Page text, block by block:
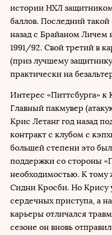
истории НХЛ
баллов. Последний
назад с Брайаном Личем
1991/92. Свой третий в
(приз лучшему
практически на
Интерес «Питтсбурга» к
Главный пакмувер
Крис Летанг год назад
контракт с клубом с
большей степени это
поддержки со стороны
необходимостью. К тому
Сидни Кросби. Но Крису
сердечных приступа, а
карьеры отличался
сезоне он вновь